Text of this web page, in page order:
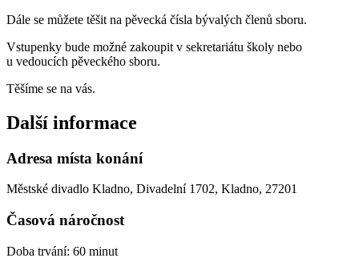
Dále se můžete těšit na pěvecká čísla bývalých členů sboru.
Vstupenky bude možné zakoupit v sekretariátu školy nebo
u vedoucích pěveckého sboru.
Těšíme se na vás.
Další informace
Adresa místa konání
Městské divadlo Kladno, Divadelní 1702, Kladno, 27201
Časová náročnost
Doba trvání: 60 minut